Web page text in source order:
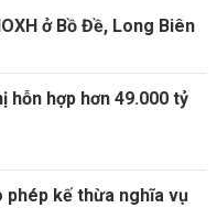
ở Bồ Đề, Long Biên
hỗn hợp hơn 49.000 tỷ
phép kế thừa nghĩa vụ